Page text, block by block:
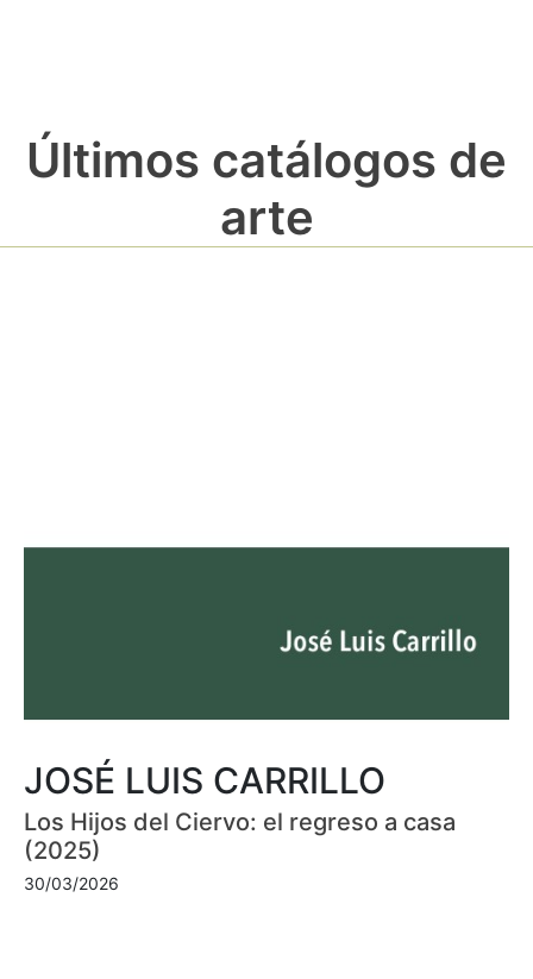
Últimos catálogos de
arte
JOSÉ LUIS CARRILLO
Los Hijos del Ciervo: el regreso a casa
(2025)
30/03/2026